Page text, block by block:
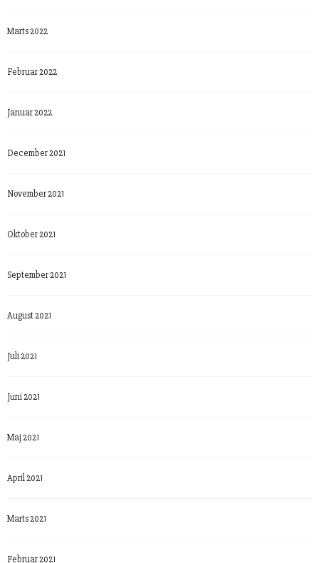
Marts 2022
Februar 2022
Januar 2022
December 2021
November 2021
Oktober 2021
September 2021
August 2021
Juli 2021
Juni 2021
Maj 2021
April 2021
Marts 2021
Februar 2021